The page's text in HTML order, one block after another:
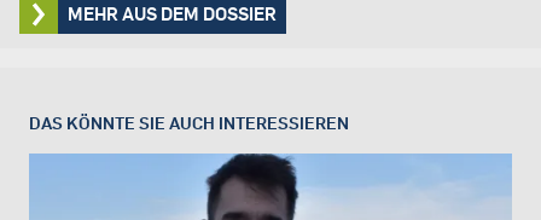
MEHR AUS DEM DOSSIER
DAS KÖNNTE SIE AUCH INTERESSIEREN